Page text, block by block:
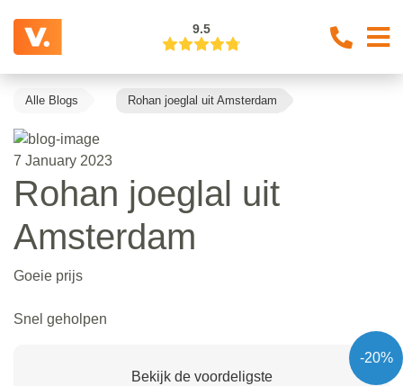
9.5
Alle Blogs Rohan joeglal uit Amsterdam
7 January 2023
Rohan joeglal uit
Amsterdam
Goeie prijs
Snel geholpen
-20%
Bekijk de voordeligste